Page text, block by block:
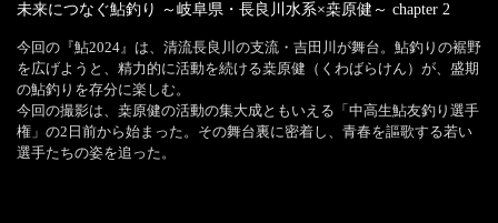
未来につなぐ鮎釣り ～岐阜県・長良川水系×桒原健～ chapter 2
今回の『鮎2024』は、清流長良川の支流・吉田川が舞台。鮎釣りの裾野
を広げようと、精力的に活動を続ける桒原健（くわばらけん）が、盛期
の鮎釣りを存分に楽しむ。
今回の撮影は、桒原健の活動の集大成ともいえる「中高生鮎友釣り選手
権」の2日前から始まった。その舞台裏に密着し、青春を謳歌する若い
選手たちの姿を追った。